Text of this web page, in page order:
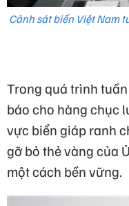
Cảnh sát biển Việt Nam
Trong quá trình
báo cho hàng chục
vực biển giáp ranh
gỡ bỏ thẻ vàng của
một cách bền vững.